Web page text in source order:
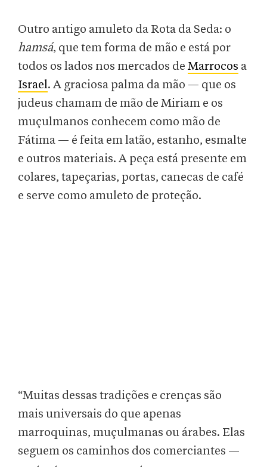
Outro antigo amuleto da Rota da Seda: o
hamsá, que tem forma de mão e está por
todos os lados nos mercados de Marrocos a
Israel. A graciosa palma da mão — que os
judeus chamam de mão de Miriam e os
muçulmanos conhecem como mão de
Fátima — é feita em latão, estanho, esmalte
e outros materiais. A peça está presente em
colares, tapeçarias, portas, canecas de café
e serve como amuleto de proteção.
“Muitas dessas tradições e crenças são
mais universais do que apenas
marroquinas, muçulmanas ou árabes. Elas
seguem os caminhos dos comerciantes —